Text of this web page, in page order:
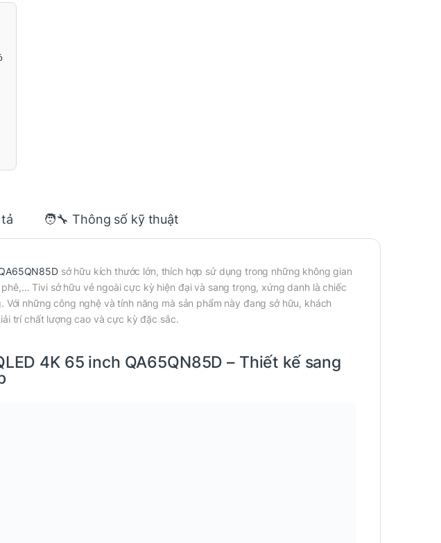
🧑‍🔧 Thông số kỹ thuật
sở hữu kích thước lớn, thích hợp sử dụng trong những không gian
Tivi sở hữu vẻ ngoài cực kỳ hiện đại và sang trọng, xứng danh là chiếc
Với những công nghệ và tính năng mà sản phẩm này đang sở hữu, khách
trí chất lượng cao và cực kỳ đặc sắc.
4K 65 inch QA65QN85D – Thiết kế sang